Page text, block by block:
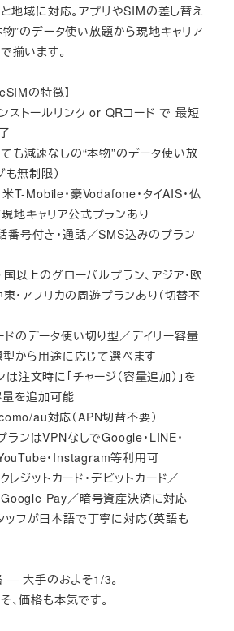
地域に対応。アプリやSIMの差し替え
物”のデータ使い放題から現地キャリア
揃います。
の特徴】
ンストールリンク or QRコード で 最短
も減速なしの“本物”のデータ使い放
も無制限）
T-Mobile・豪Vodafone・タイAIS・仏
地キャリア公式プランあり
番号付き・通話／SMS込みのプラン
以上のグローバルプラン、アジア・欧
東・アフリカの周遊プランあり（切替不
ドのデータ使い切り型／デイリー容量
から用途に応じて選べます
注文時に「チャージ（容量追加）」を
を追加可能
au対応（APN切替不要）
ランはVPNなしでGoogle・LINE・
YouTube・Instagram等利用可
レジットカード・デビットカード／
Pay／暗号資産決済に対応
ッフが日本語で丁寧に対応（英語も
— 大手のおよそ1/3。
、価格も本気です。